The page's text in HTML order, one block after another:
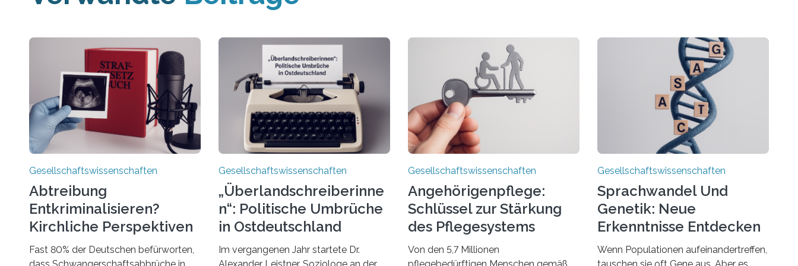
Gesellschaftswissenschaften
Abtreibung
Entkriminalisieren?
Kirchliche Perspektiven
Im Podcast
Fast 80% der Deutschen befürworten,
Gesellschaftswissenschaften
„Überlandschreiberinne
n“: Politische Umbrüche
in Ostdeutschland
Im vergangenen Jahr startete Dr.
Gesellschaftswissenschaften
Angehörigenpflege:
Schlüssel zur Stärkung
des Pflegesystems
Von den 5,7 Millionen
Gesellschaftswissenschaften
Sprachwandel Und
Genetik: Neue
Erkenntnisse Entdecken
Wenn Populationen aufeinandertreffen,